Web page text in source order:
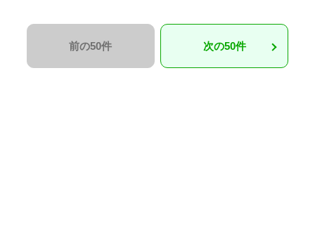
前の50件 次の50件